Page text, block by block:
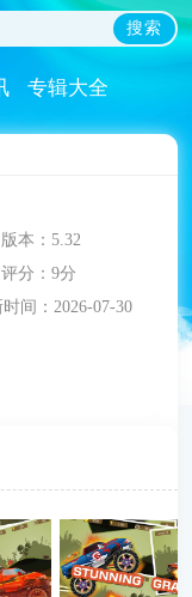
搜索
专辑大全
版本：5.32
评分：9分
间：2026-07-30